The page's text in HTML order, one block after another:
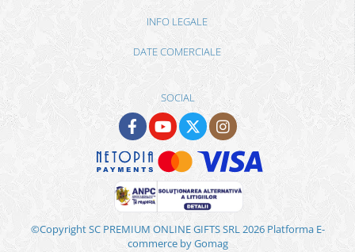
INFO LEGALE
DATE COMERCIALE
SOCIAL
©Copyright SC PREMIUM ONLINE GIFTS SRL 2026 Platforma E-
commerce by Gomag